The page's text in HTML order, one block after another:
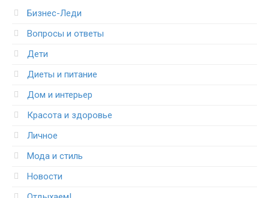
Бизнес-Леди
Вопросы и ответы
Дети
Диеты и питание
Дом и интерьер
Красота и здоровье
Личное
Мода и стиль
Новости